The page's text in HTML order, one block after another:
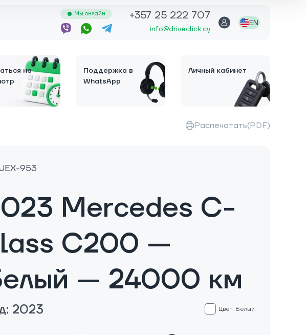
Мы онлайн +357 25 222 707
info@driveclick.cy
EN
на
Поддержка в
WhatsApp
Личный кабинет
Распечатать(PDF)
953
Mercedes C-
C200 —
— 24000 км
2023 Цвет: Белый